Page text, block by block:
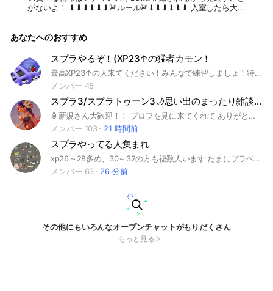
がないよ！ ⬇︎⬇︎⬇︎⬇︎⬇︎⬇︎🚨ルール🚨⬇︎⬇︎⬇︎⬇︎⬇︎⬇︎ 入室したら大事
誘や宣伝 ⒊乱暴な口調 はやめてください ※ここは中学生と高
時代にこのオプチャに入ったら、高校卒業後もいてもいいよ！
ーーーーーー 上級者から初心者まで楽しめるオプチャを目指
してるよ！ たくさん雑談してくれると嬉しい♪(๑ᴖ◡ᴖ๑)♪ 分か
らないことがあれば何でも聞いてね！ 心優しい方々がたくさ
んいます！ 創設日 2022年 7月23日 2022年7月23日〜2025年
5月3日 1代目管理人 紅葉(とっち) 2025年5月3日〜 8月16日 2
代目管理人 かさね 2025年8月16日〜2月26日 代理管理人 雪
さん 2月26日〜 2代目管理人 かさね #スプラ #スプラトゥー
ン #スプラ3 #スプラトゥーン3 #サーモンラン #サモラン #サ
ーモンランNW #サモランNW #ガチ勢 #エンジョイ勢 #enjoy
勢 #初心者 #Xマッチ #バンカラマッチ #レギュラーマッチ #プ
ライベートマッチ #ガチマッチ #プラベ #ガチマ #Splatoon #
Splatoon3 #学生 #中学生 #高校生 #ゲーム #スイッチ #Switc
ー #エキスパンション・パス #有料追加コンテンツ #グランド
フェスティバル
あなたへのおすすめ
スプラやるぞ！(XP23↑の猛者カモン！
最高XP23↑の人来てください！みんなで練習しましょ！特に強さに自信ある人は俺に教えてくれ！！#スプラ#XP#タイマン#猛者#オープン#プラベ
メンバー 45
スプラ3/スプラトゥーン3🌙思い出のまったり雑談喫茶店
🏮新規さん大歓迎！！ プロフを見に来てくれて ありがとう！ ここはスプラトゥーンをテーマとしたグループです*(^o^)/* ⛩ここは皆で雑談したり、教え合ったり、マルチや協力をして賑やかに皆の楽しめる要素の1つとしてやって行くオプチャです！ 居場所作りや、フレンド募集やマルチ募集などに是非使ってください！ (出来たらイベントとかもやっていきたい…！) 🌙スプラトゥーン3以外の雑談も良きです！ 🌙皆で協力し合ったり楽しんだり 低浮上や人見知りな方でも、気軽に話せる様な 大勢で優しい暖かいグループを目指してます！ ⛩貴方の居場所や思い出の1つになれたら嬉しいのぜ☆ 皆でスプラトゥーン3ライフを盛り上げていこう！ 是非入って来てくれると嬉しきです(≧∇≦)ゞ 🏮追記 姉妹グループでマイクラや原神・東方のOCもあります！ マイクラ好き・東方好き・原神好きの方も是非来てね！ #スプラトゥーン3 #ゲーム #マイクラ #Minecraft #Minecraft #東方 #原神 #スプラ3 #Splatoon3 #スプラフレンド #スプラ雑談 #Switch #スイッチ #雑談 #スプラトゥーン #スプラ #学生 #青春 #東方Project #マイクラSwitch
メンバー 103
21 時間前
スプラやってる人集まれ
xp26～28多め、30～32の方も複数人います たまにプラベをしたりタイマンをしたりオープンで1位やイベマで上位を狙ったりしています 最低ライン複数のルール25以上あるから方推奨です 他オープンチャットとの相互は一切してません ～参加する前に～ 通知溜まりやすいです。重くなったときの対処法はノートに載せてますが通知気になる人はおすすめしません🙏 ALLメンもよくされます 詳しいルールは大事なノートにあるのでそこをご確認下さい ～禁止事項～ 即抜け/荒らし/オプの人に対する暴言•味方批判/下ネタ/ウデマエ•xp詐称/他オープンチャット•YouTube•Tiktok等のSNSの宣伝目的/有名プレイヤーのなりすまし/マナー違反等/その他管理人•副管理人が不適切と判断したもの/利用規約に反するものは即強制退会となります 海外サーバーでのxpを名乗るのは控えて頂けるとありがたいです 最低限のマナーを守れる人だけ来てください！ 承認遅れる場合があります。ご了承下さい ※質問の答えになってない参加リクエストは削除させていただきます 入ったらあいさつとノートに自己紹介をお願いします！ 参加リクエストお待ちしております！ 🔍検索ワード🔎 #スプラ#スプラトゥーン#スプラトゥーン3#スプラ3#スプラ2#Splatoon#Splatoon2#Splatoon3#対抗戦#xマッチ#スプラオプ
メンバー 63
26 分前
その他にもいろんなオープンチャットがもりだくさん
もっと見る